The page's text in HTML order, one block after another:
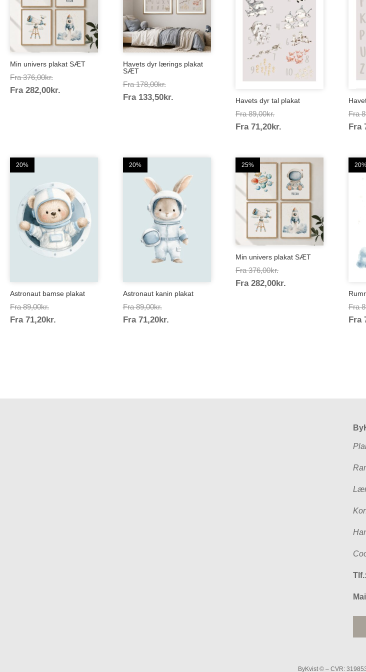
Min univers plakat SÆT
Fra 376,00kr.Prisinterval:
376,00kr.
Fra 282,00kr.
Havets dyr lærings plakat
SÆT
Fra 178,00kr.Prisinterval:
178,00kr.
Fra 133,50kr.Prisinterval:
Havets dyr tal plakat
Fra 89,00kr.Prisinterval:
89,00kr.
Fra 71,20kr.
Fra
Fra
20%
Astronaut bamse plakat
Fra 89,00kr.Prisinterval:
89,00kr.
Fra 71,20kr.
20%
Astronaut kanin plakat
Fra 89,00kr.Prisinterval:
89,00kr.
Fra 71,20kr.Prisinterval:
25%
Min univers plakat SÆT
Fra 376,00kr.Prisinterval:
376,00kr.
Fra 282,00kr.
Fra
Fra
ByKvist © – CVR: